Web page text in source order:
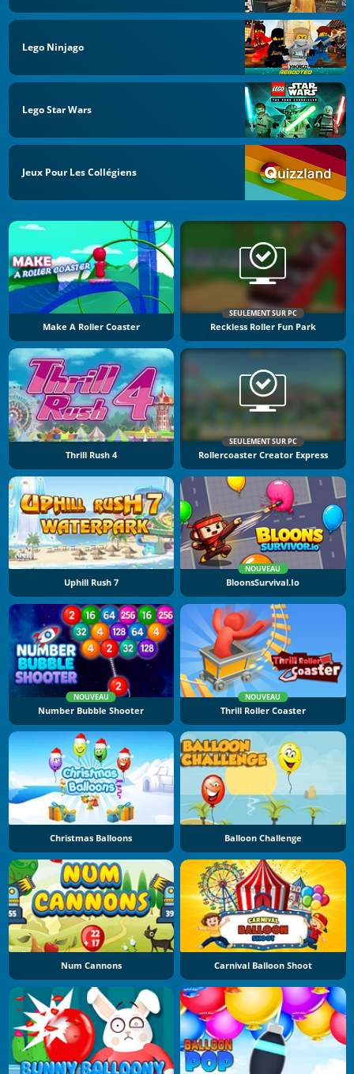
Lego Ninjago
Lego Star Wars
Jeux Pour Les Collégiens
Make A Roller Coaster
SEULEMENT SUR PC
Reckless Roller Fun Park
Thrill Rush 4
SEULEMENT SUR PC
Rollercoaster Creator Express
Uphill Rush 7
NOUVEAU
BloonsSurvival.io
NOUVEAU
Number Bubble Shooter
NOUVEAU
Thrill Roller Coaster
Christmas Balloons Balloon Challenge
Num Cannons Carnival Balloon Shoot